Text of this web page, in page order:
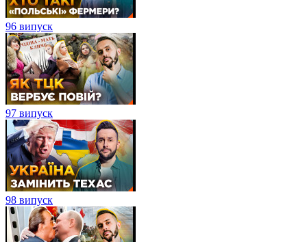
96 випуск
97 випуск
98 випуск